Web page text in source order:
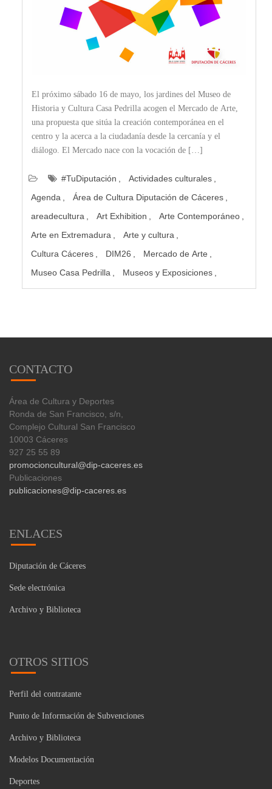
El próximo sábado 16 de mayo, los jardines del Museo de
Historia y Cultura Casa Pedrilla acogen el Mercado de Arte,
una propuesta que sitúa la creación contemporánea en el
centro y la acerca a la ciudadanía desde la cercanía y el
diálogo. El Mercado nace con la vocación de […]
#TuDiputación
Actividades culturales
Agenda
Área de Cultura Diputación de Cáceres
areadecultura
Art Exhibition
Arte Contemporáneo
Arte en Extremadura
Arte y cultura
Cultura Cáceres
DIM26
Mercado de Arte
Museo Casa Pedrilla
Museos y Exposiciones
CONTACTO
Área de Cultura y Deportes
Ronda de San Francisco, s/n,
Complejo Cultural San Francisco
10003 Cáceres
927 25 55 89
promocioncultural@dip-caceres.es
Publicaciones
publicaciones@dip-caceres.es
ENLACES
Diputación de Cáceres
Sede electrónica
Archivo y Biblioteca
OTROS SITIOS
Perfil del contratante
Punto de Información de Subvenciones
Archivo y Biblioteca
Modelos Documentación
Deportes